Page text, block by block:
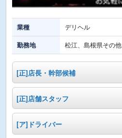
業種
デリヘル
勤務地
松江、島根県その他
[正]店長・幹部候補
[正]店舗スタッフ
[ア]ドライバー